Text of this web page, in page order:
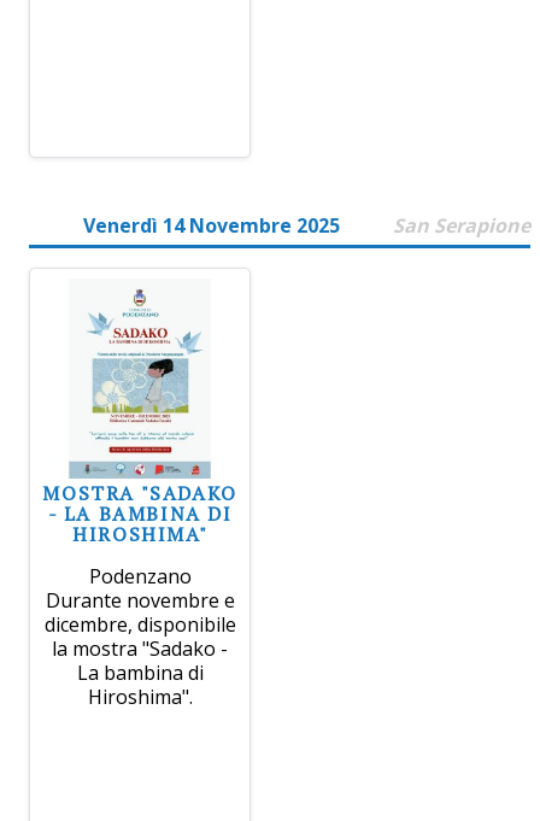
Venerdì 14 Novembre 2025 San Serapione
MOSTRA "SADAKO
- LA BAMBINA DI
HIROSHIMA"
Podenzano
Durante novembre e
dicembre, disponibile
la mostra "Sadako -
La bambina di
Hiroshima".